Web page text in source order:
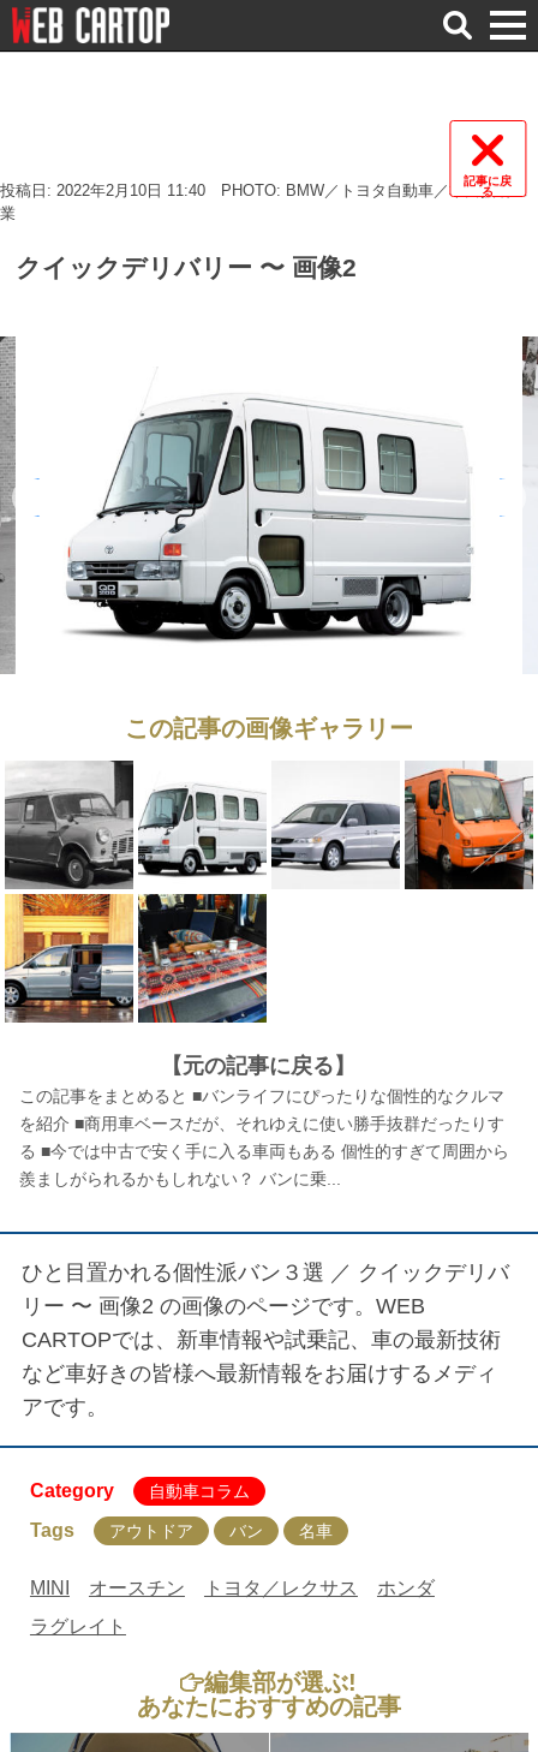
検
索
記事に戻
る
投稿日: 2022年2月10日 11:40
PHOTO: BMW／トヨタ自動車／本田技研工
業
クイックデリバリー 〜 画像2
この記事の画像ギャラリー
【元の記事に戻る】
この記事をまとめると ■バンライフにぴったりな個性的なクルマ
を紹介 ■商用車ベースだが、それゆえに使い勝手抜群だったりす
る ■今では中古で安く手に入る車両もある 個性的すぎて周囲から
羨ましがられるかもしれない？ バンに乗...
ひと目置かれる個性派バン３選 ／ クイックデリバ
リー 〜 画像2 の画像のページです。WEB
CARTOPでは、新車情報や試乗記、車の最新技術
など車好きの皆様へ最新情報をお届けするメディ
アです。
Category 自動車コラム
Tags アウトドア バン 名車
MINI オースチン トヨタ／レクサス
ホンダ
ラグレイト
編集部が選ぶ!
あなたにおすすめの記事